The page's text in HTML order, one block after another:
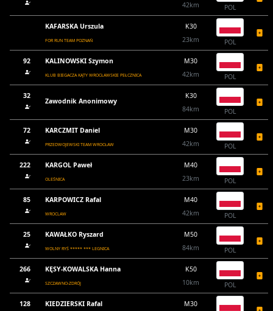
42km
POL
KAFARSKA Urszula
FOR RUN TEAM POZNAŃ
K30
23km
POL
92 KALINOWSKI Szymon
KLUB BIEGACZA KĄTY WROCŁAWSKIE PEŁCZNICA
M30
42km
POL
32
Zawodnik Anonimowy
K30
84km
POL
72 KARCZMIT Daniel
PRZEDWOJEWSKI TEAM WROCŁAW
M30
42km
POL
222 KARGOL Paweł
OLEŚNICA
M40
23km
POL
85 KARPOWICZ Rafal
WROCLAW
M40
42km
POL
25 KAWAŁKO Ryszard
WOLNY RYŚ ***** *** LEGNICA
M50
84km
POL
266 KĘSY-KOWALSKA Hanna
SZCZAWNO-ZDRÓJ
K50
10km
POL
128 KIEDZIERSKI Rafal
M30